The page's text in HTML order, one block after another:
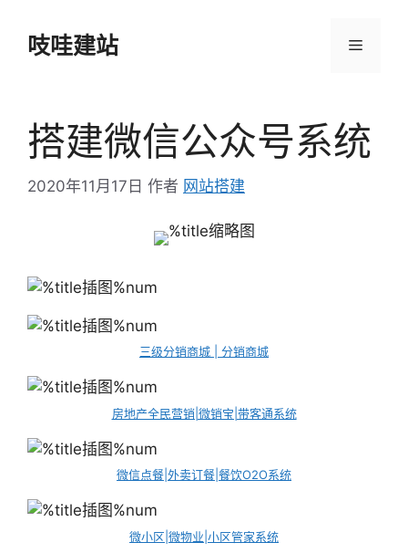
吱哇建站 菜
搭建微信公众号系统
2020年11月17日 作者 网站搭建
三级分销商城 | 分销商城
房地产全民营销|微销宝|带客通系统
微信点餐|外卖订餐|餐饮O2O系统
微小区|微物业|小区管家系统